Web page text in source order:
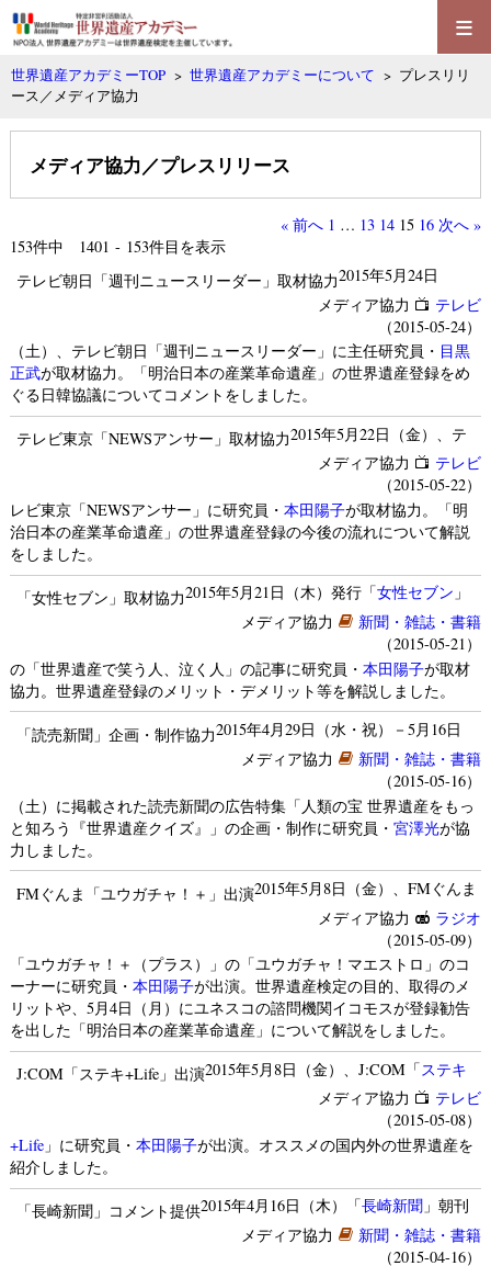
≡
世界遺産アカデミーTOP >世界遺産アカデミーについて > プレスリリ
ース／メディア協力
メディア協力／プレスリリース
« 前へ 1 … 13 14 15 16 次へ »
153件中 1401 - 153件目を表示
テレビ朝日「週刊ニュースリーダー」取材協力
メディア協力
テレビ
（2015-05-24）
2015年5月24日
（土）、テレビ朝日「週刊ニュースリーダー」に主任研究員・ 目黒
正武が取材協力。「明治日本の産業革命遺産」の世界遺産登録をめ
ぐる日韓協議についてコメントをしました。
テレビ東京「NEWSアンサー」取材協力
メディア協力
テレビ
（2015-05-22）
2015年5月22日（金）、テ
レビ東京「NEWSアンサー」に研究員・ 本田陽子が取材協力。「明
治日本の産業革命遺産」の世界遺産登録の今後の流れについて解説
をしました。
「女性セブン」取材協力
メディア協力
新聞・雑誌・書籍
（2015-05-21）
2015年5月21日（木）発行「女性セブン 」
の「世界遺産で笑う人、泣く人」の記事に研究員・ 本田陽子が取材
協力。世界遺産登録のメリット・デメリット等を解説しました。
「読売新聞」企画・制作協力
メディア協力
新聞・雑誌・書籍
（2015-05-16）
2015年4月29日（水・祝）－5月16日
（土）に掲載された読売新聞の広告特集「人類の宝 世界遺産をもっ
と知ろう『世界遺産クイズ』」の企画・制作に研究員・ 宮澤光が協
力しました。
FMぐんま「ユウガチャ！＋」出演
メディア協力
ラジオ
（2015-05-09）
2015年5月8日（金）、FMぐんま
「ユウガチャ！＋（プラス）」の「ユウガチャ！マエストロ」のコ
ーナーに研究員・ 本田陽子が出演。世界遺産検定の目的、取得のメ
リットや、5月4日（月）にユネスコの諮問機関イコモスが登録勧告
を出した「明治日本の産業革命遺産」について解説をしました。
J:COM「ステキ+Life」出演
メディア協力
テレビ
（2015-05-08）
2015年5月8日（金）、J:COM「ステキ
+Life 」に研究員・ 本田陽子が出演。オススメの国内外の世界遺産を
紹介しました。
「長崎新聞」コメント提供
メディア協力
新聞・雑誌・書籍
（2015-04-16）
2015年4月16日（木）「長崎新聞」朝刊